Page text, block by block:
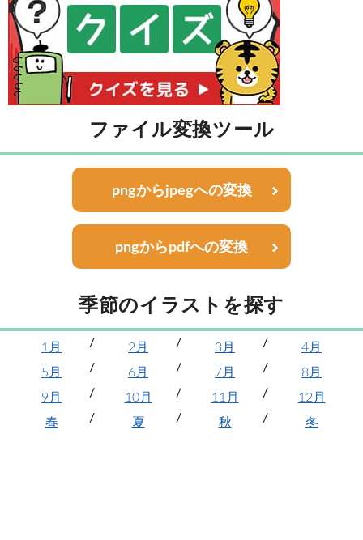
ファイル変換ツール
pngからjpegへの変換
pngからpdfへの変換
季節のイラストを探す
1月 2月 3月
4月
5月
6月 7月
8月
9月
10月 11月
12月
春
夏 秋 冬